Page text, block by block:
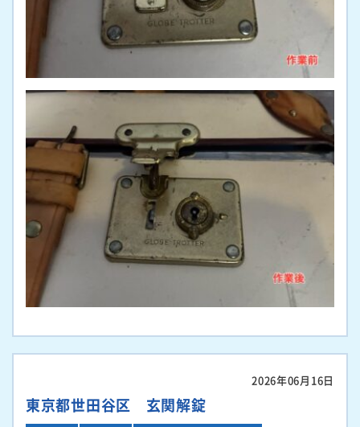
2026年06月16日
東京都世田谷区 玄関解錠